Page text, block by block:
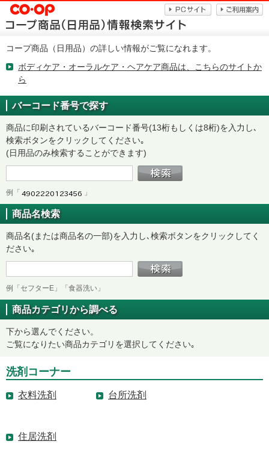
コープ商品（日用品）の詳しい情報がご覧になれます。
ボディケア・オーラルケア・ヘアケア商品は、こちらのサイトか
ら
バーコード番号で探す
商品に印刷されているバーコード番号(13桁もしくは8桁)を入力し､
検索ボタンをクリックしてください｡
(日用品のみ検索することができます)
例「 」
商品名検索
商品名(または商品名の一部)を入力し､検索ボタンをクリックしてく
ださい｡
例「セフターE」「食器洗い」
商品カテゴリから調べる
下から選んでください。
ご覧になりたい商品カテゴリを選択してください｡
洗剤コーナー
衣料洗剤 台所洗剤
住居洗剤